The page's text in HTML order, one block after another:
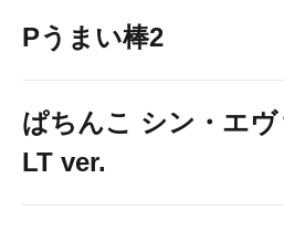
Pうまい棒2
ぱちんこ シン・エ
LT ver.